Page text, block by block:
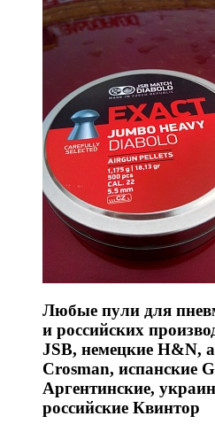
Любые пули для
и российских
JSB, немецкие H&N,
Crosman, испанские
Аргентинские,
российские Квинтор